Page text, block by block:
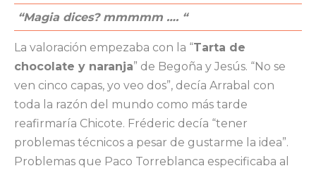
“Magia dices? mmmmm …. “
La valoración empezaba con la “Tarta de
chocolate y naranja” de Begoña y Jesús. “No se
ven cinco capas, yo veo dos”, decía Arrabal con
toda la razón del mundo como más tarde
reafirmaría Chicote. Fréderic decía “tener
problemas técnicos a pesar de gustarme la idea”.
Problemas que Paco Torreblanca especificaba al